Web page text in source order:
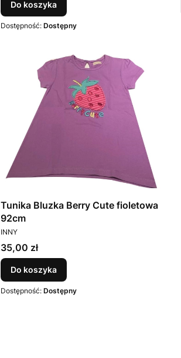
Do koszyka
Dostępność: Dostępny
Tunika Bluzka Berry Cute fioletowa
92cm
PRODUCENT
INNY
Cena
35,00 zł
Do koszyka
Dostępność: Dostępny